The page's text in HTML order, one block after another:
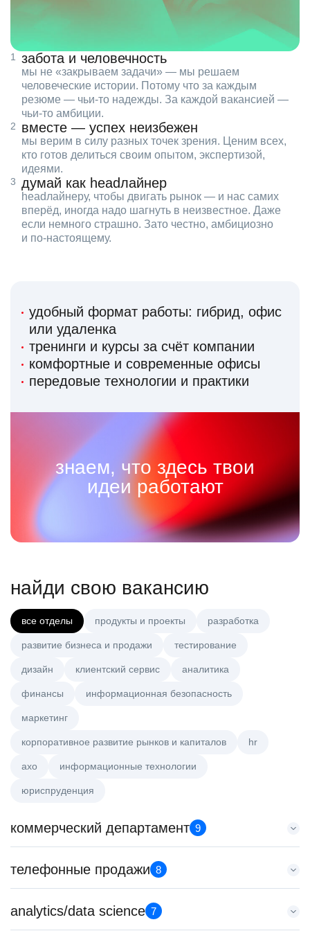
забота и человечность
мы не «закрываем задачи» — мы решаем
человеческие истории. Потому что за каждым
резюме — чьи‑то надежды. За каждой вакансией —
чьи‑то амбиции.
вместе — успех неизбежен
мы верим в силу разных точек зрения. Ценим всех,
кто готов делиться своим опытом, экспертизой,
идеями.
думай как headлайнер
headлайнеру, чтобы двигать рынок — и нас самих
вперёд, иногда надо шагнуть в неизвестное. Даже
если немного страшно. Зато честно, амбициозно
и по‑настоящему.
удобный формат работы: гибрид, офис
или удаленка
тренинги и курсы за счёт компании
комфортные и современные офисы
передовые технологии и практики
знаем, что здесь твои
идеи работают
найди свою вакансию
все отделы продукты и проекты разработка
развитие бизнеса и продажи тестирование
дизайн клиентский сервис аналитика
финансы информационная безопасность
маркетинг
корпоративное развитие рынков и капиталов hr
axo информационные технологии
юриспруденция
коммерческий департамент 9
Key Account Manager (EdTech)
HeadHunter::Коммерческий департамент
150000 ₽
телефонные продажи 8
Менеджер по продажам в сегменте малого и среднего
бизнеса
analytics/data science 7